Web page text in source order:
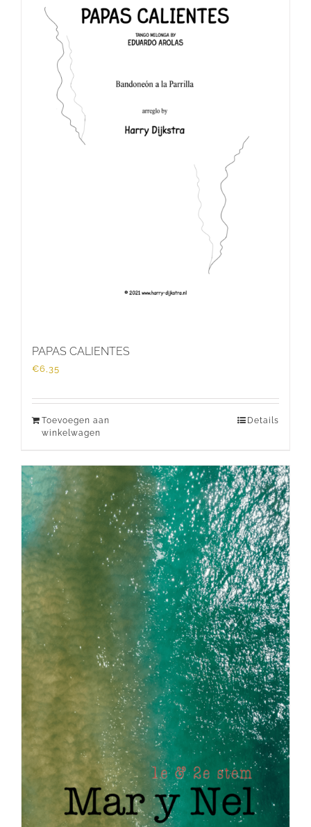
PAPAS CALIENTES
€6,35
Toevoegen aan
winkelwagen
Details